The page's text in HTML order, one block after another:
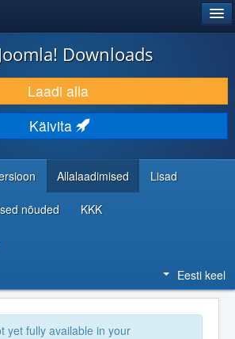
Joomla! Downloads
Laadi alla
Käivita
Allalaadimised Lisad
nõuded KKK
Eesti keel
yet fully available in your